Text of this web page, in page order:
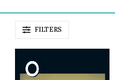
FILTERS